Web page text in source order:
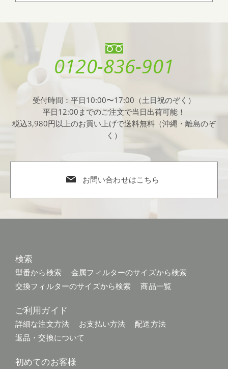
0120-836-901
受付時間：平日10:00〜17:00（土日祝のぞく）
平日12:00までのご注文で当日出荷可能！
税込3,980円以上のお買い上げで送料無料（沖縄・離島のぞ
く）
お問い合わせはこちら
検索
型番から検索
金属フィルターのサイズから検索
交換フィルターのサイズから検索
商品一覧
ご利用ガイド
詳細な注文方法 お支払い方法
配送方法
返品・交換について
初めてのお客様